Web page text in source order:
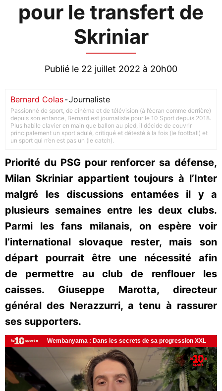
pour le transfert de
Skriniar
Publié le 22 juillet 2022 à 20h00
Bernard Colas-Journaliste
Passionné de sport, de cinéma et de télévision (à l’écran comme derrière)
depuis son enfance, Bernard est journaliste pour le 10 Sport depuis 2018.
Plus habile clavier en main que ballon au pied, il décide de couvrir
principalement un sport adulé, critiqué et détesté à la fois (le football) et
un sport qui n’en est pas un (le catch).
Priorité du PSG pour renforcer sa défense,
Milan Skriniar appartient toujours à l’Inter
malgré les discussions entamées il y a
plusieurs semaines entre les deux clubs.
Parmi les fans milanais, on espère voir
l’international slovaque rester, mais son
départ pourrait être une nécessité afin
de permettre au club de renflouer les
caisses. Giuseppe Marotta, directeur
général des Nerazzurri, a tenu à rassurer
ses supporters.